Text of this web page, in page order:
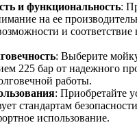
и функциональность:
на ее
и
: Выберите
225 бар от надежного
работы.
: Приобретайте
стандартам
использование.